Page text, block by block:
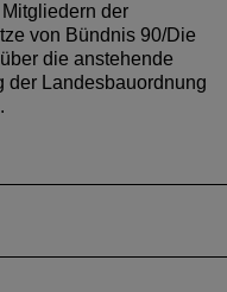
der
von Bündnis 90/Die
die anstehende
der Landesbauordnung